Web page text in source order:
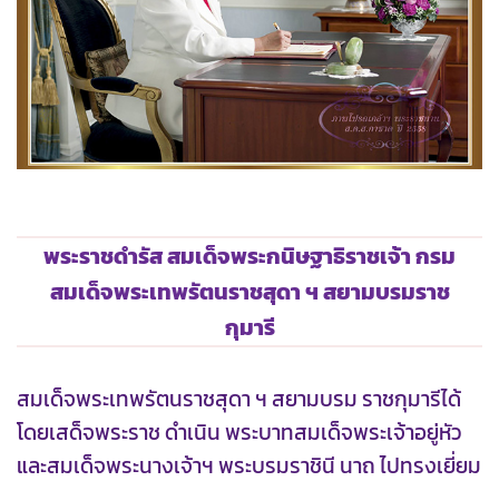
พระราชดำรัส สมเด็จพระกนิษฐาธิราชเจ้า กรม
สมเด็จพระเทพรัตนราชสุดา ฯ สยามบรมราช
กุมารี
สมเด็จพระเทพรัตนราชสุดา ฯ สยามบรม ราชกุมารีได้
โดยเสด็จพระราช ดำเนิน พระบาทสมเด็จพระเจ้าอยู่หัว
และสมเด็จพระนางเจ้าฯ พระบรมราชินี นาถ ไปทรงเยี่ยม